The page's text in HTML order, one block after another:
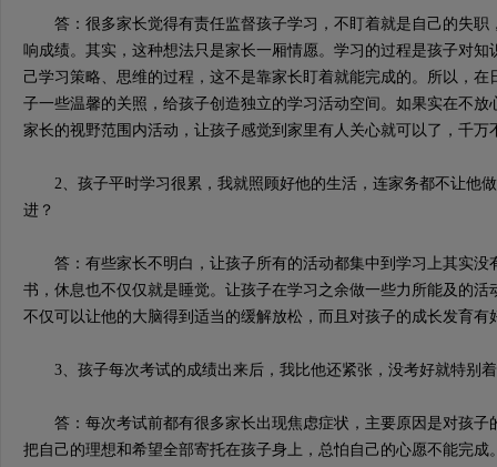
答：很多家长觉得有责任监督孩子学习，不盯着就是自己的失职
响成绩。其实，这种想法只是家长一厢情愿。学习的过程是孩子对知
己学习策略、思维的过程，这不是靠家长盯着就能完成的。所以，在
子一些温馨的关照，给孩子创造独立的学习活动空间。如果实在不放
家长的视野范围内活动，让孩子感觉到家里有人关心就可以了，千万
2、孩子平时学习很累，我就照顾好他的生活，连家务都不让他
进？
答：有些家长不明白，让孩子所有的活动都集中到学习上其实没
书，休息也不仅仅就是睡觉。让孩子在学习之余做一些力所能及的活
不仅可以让他的大脑得到适当的缓解放松，而且对孩子的成长发育有
3、孩子每次考试的成绩出来后，我比他还紧张，没考好就特别
答：每次考试前都有很多家长出现焦虑症状，主要原因是对孩子
把自己的理想和希望全部寄托在孩子身上，总怕自己的心愿不能完成